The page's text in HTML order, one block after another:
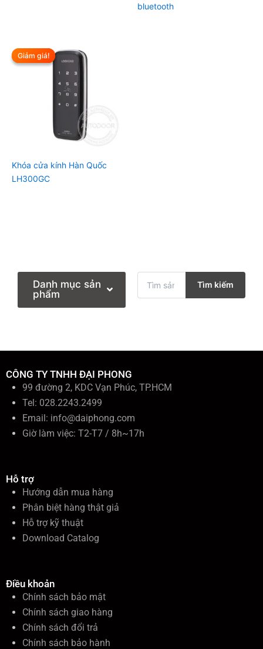
m
Tìm kiếm
Danh mục sản
phẩm
bluetooth
Giảm giá!
Giảm giá!
Khóa cửa kính Hàn Quốc
LH300GC
CÔNG TY TNHH ĐẠI PHONG
99 đường 2, KDC Vạn Phúc, TP.HCM
Tel: 028.2243.2499
Email: info@daiphong.com
Giờ làm việc: T2-T7 / 8h~17h
Hỗ trợ
Hướng dẫn mua hàng
Phân biệt hàng thật giả
Hỗ trợ kỹ thuật
Download Catalog
Điều khoản
Chính sách bảo mật
Chính sách giao hàng
Chính sách đổi trả
Chính sách bảo hành